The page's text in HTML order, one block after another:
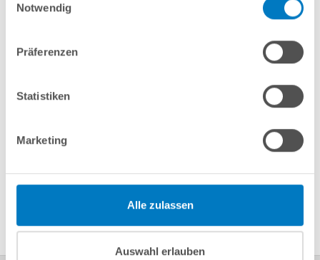
Notwendig
Präferenzen
Statistiken
Marketing
Alle zulassen
Auswahl erlauben
info(at)poolsana.de Anfrageformular